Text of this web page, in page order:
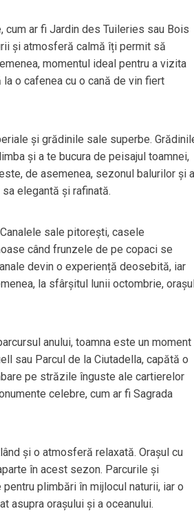
cum ar fi Jardin des Tuileries sau Bois
și atmosferă calmă îți permit să
momentul ideal pentru a vizita
o cafenea cu o cană de vin fiert
și grădinile sale superbe.
și a te bucura de peisajul toamnei,
de asemenea, sezonul balurilor și
elegantă și rafinată.
sale pitorești, casele
când frunzele de pe copaci se
devin o experiență deosebită, iar
la sfârșitul lunii octombrie,
anului, toamna este un moment
sau Parcul de la Ciutadella, capătă o
pe străzile înguste ale cartierelor
celebre, cum ar fi Sagrada
și o atmosferă relaxată. Orașul cu
în acest sezon. Parcurile și
plimbări în mijlocul naturii, iar o
asupra orașului și a oceanului.